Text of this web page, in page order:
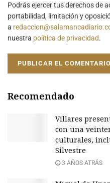
Podrás ejercer tus derechos de
portabilidad, limitación y
a
nuestra política de privacidad.
Recomendado
Villares
con una
culturales,
Silvestre
3 AÑOS ATRÁS